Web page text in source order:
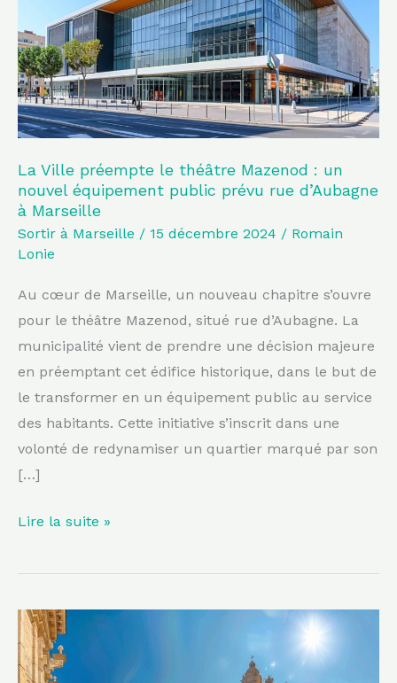
La Ville préempte le théâtre Mazenod : un
nouvel équipement public prévu rue d’Aubagne
à Marseille
Sortir à Marseille / 15 décembre 2024 / Romain
Lonie
Au cœur de Marseille, un nouveau chapitre s’ouvre
pour le théâtre Mazenod, situé rue d’Aubagne. La
municipalité vient de prendre une décision majeure
en préemptant cet édifice historique, dans le but de
le transformer en un équipement public au service
des habitants. Cette initiative s’inscrit dans une
volonté de redynamiser un quartier marqué par son
[…]
théâtre
Mazenod
:
un
nouvel
équipement
public
prévu
rue
d’Aubagne
Marseille
Lire la suite »
Que
faire
à